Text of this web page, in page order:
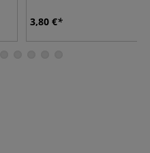
3,80 €